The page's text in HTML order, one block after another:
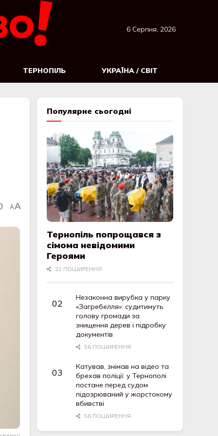
6 Серпня, 2026
ТЕРНОПІЛЬ УКРАЇНА / СВІТ
AA
Популярне сьогодні
Тернопіль попрощався з
сімома невідомими
Героями
21 ПОШИРЕННЯ
Незаконна вирубка у парку
«Загребелля»: судитимуть
голову громади за
знищення дерев і підробку
документів
56 ПОШИРЕННЯ
Катував, знімав на відео та
брехав поліції: у Тернополі
постане перед судом
підозрюваний у жорстокому
вбивстві
56 ПОШИРЕННЯ